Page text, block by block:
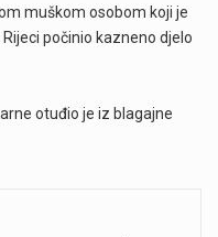
muškom osobom koji je
počinio kazneno djelo
otuđio je iz blagajne